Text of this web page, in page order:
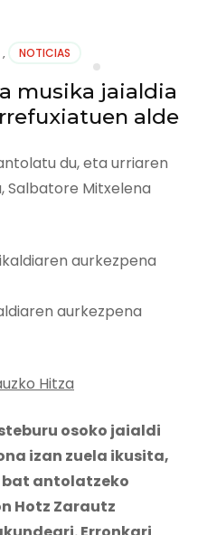
, NOTICIAS
musika jaialdia
alde
du, eta urriaren
Salbatore Mitxelena
aurkezpena
Hitza
osoko jaialdi
izan zuela ikusita,
antolatzeko
Hotz Zarautz